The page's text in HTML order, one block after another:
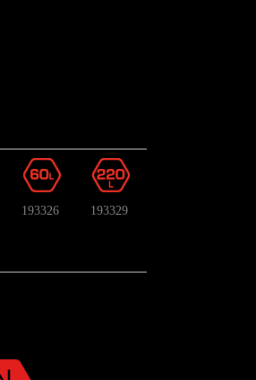
193326 193329